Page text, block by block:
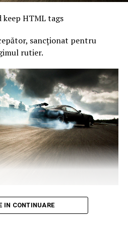
HTML tags
sancționat pentru
rutier.
, IN CONTINUARE